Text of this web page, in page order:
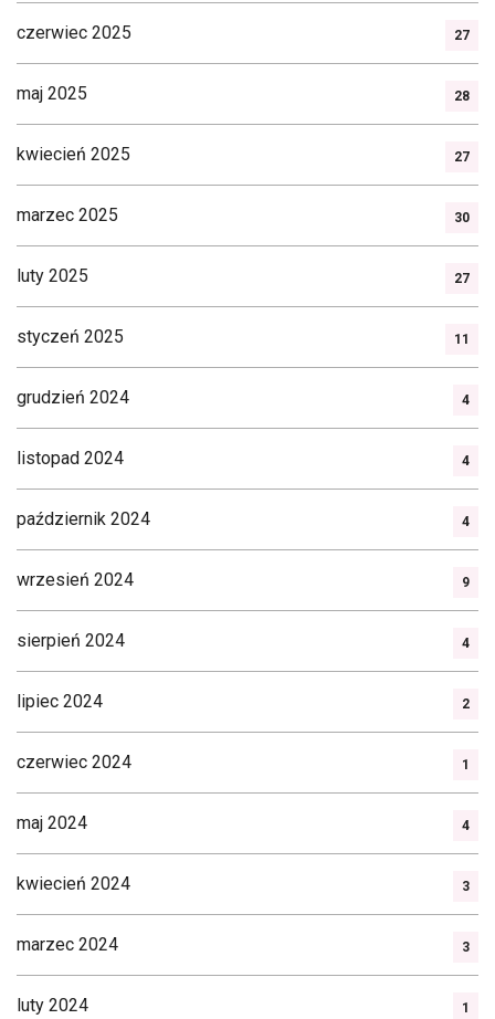
czerwiec 2025 27
maj 2025 28
kwiecień 2025 27
marzec 2025 30
luty 2025 27
styczeń 2025 11
grudzień 2024 4
listopad 2024 4
październik 2024 4
wrzesień 2024 9
sierpień 2024 4
lipiec 2024 2
czerwiec 2024 1
maj 2024 4
kwiecień 2024 3
marzec 2024 3
luty 2024 1